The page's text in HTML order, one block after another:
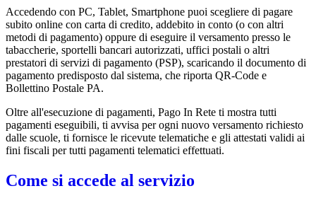
Accedendo con PC, Tablet, Smartphone puoi scegliere di pagare
subito online con carta di credito, addebito in conto (o con altri
metodi di pagamento) oppure di eseguire il versamento presso le
tabaccherie, sportelli bancari autorizzati, uffici postali o altri
prestatori di servizi di pagamento (PSP), scaricando il documento di
pagamento predisposto dal sistema, che riporta QR-Code e
Bollettino Postale PA.
Oltre all'esecuzione di pagamenti, Pago In Rete ti mostra tutti
pagamenti eseguibili, ti avvisa per ogni nuovo versamento richiesto
dalle scuole, ti fornisce le ricevute telematiche e gli attestati validi ai
fini fiscali per tutti pagamenti telematici effettuati.
Come si accede al servizio